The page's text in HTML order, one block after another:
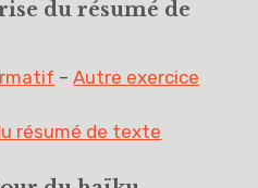
du résumé de
–Autre exercice
résumé de texte